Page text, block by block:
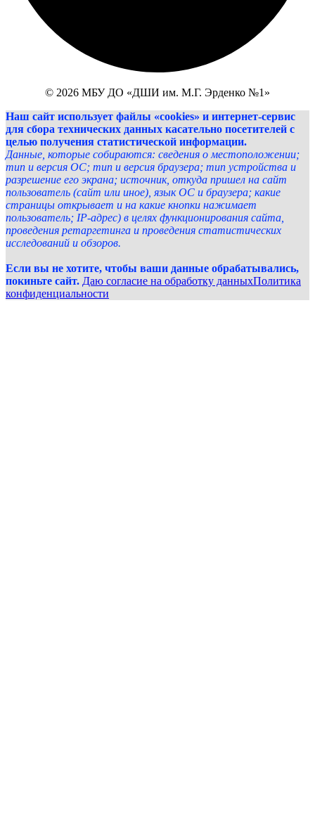
© 2026 МБУ ДО «ДШИ им. М.Г. Эрденко №1»
Наш сайт использует файлы «cookies» и интернет-сервис
для сбора технических данных касательно посетителей с
целью получения статистической информации.
Данные, которые собираются: сведения о местоположении;
тип и версия ОС; тип и версия браузера; тип устройства и
разрешение его экрана; источник, откуда пришел на сайт
пользователь (сайт или иное), язык ОС и браузера; какие
страницы открывает и на какие кнопки нажимает
пользователь; IP-адрес) в целях функционирования сайта,
проведения ретаргетинга и проведения статистических
исследований и обзоров.
Если вы не хотите, чтобы ваши данные обрабатывались,
покиньте сайт. Даю согласие на обработку данныхПолитика
конфиденциальности